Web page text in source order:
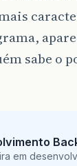
sabe o
em